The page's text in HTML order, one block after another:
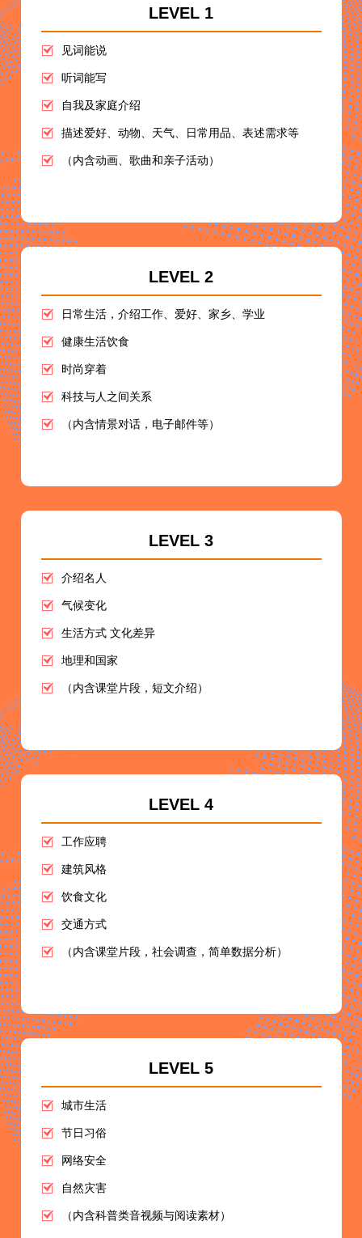
LEVEL 1
见词能说
听词能写
自我及家庭介绍
描述爱好、动物、天气、日常用品、表述需求等
（内含动画、歌曲和亲子活动）
LEVEL 2
日常生活，介绍工作、爱好、家乡、学业
健康生活饮食
时尚穿着
科技与人之间关系
（内含情景对话，电子邮件等）
LEVEL 3
介绍名人
气候变化
生活方式 文化差异
地理和国家
（内含课堂片段，短文介绍）
LEVEL 4
工作应聘
建筑风格
饮食文化
交通方式
（内含课堂片段，社会调查，简单数据分析）
LEVEL 5
城市生活
节日习俗
网络安全
自然灾害
（内含科普类音视频与阅读素材）